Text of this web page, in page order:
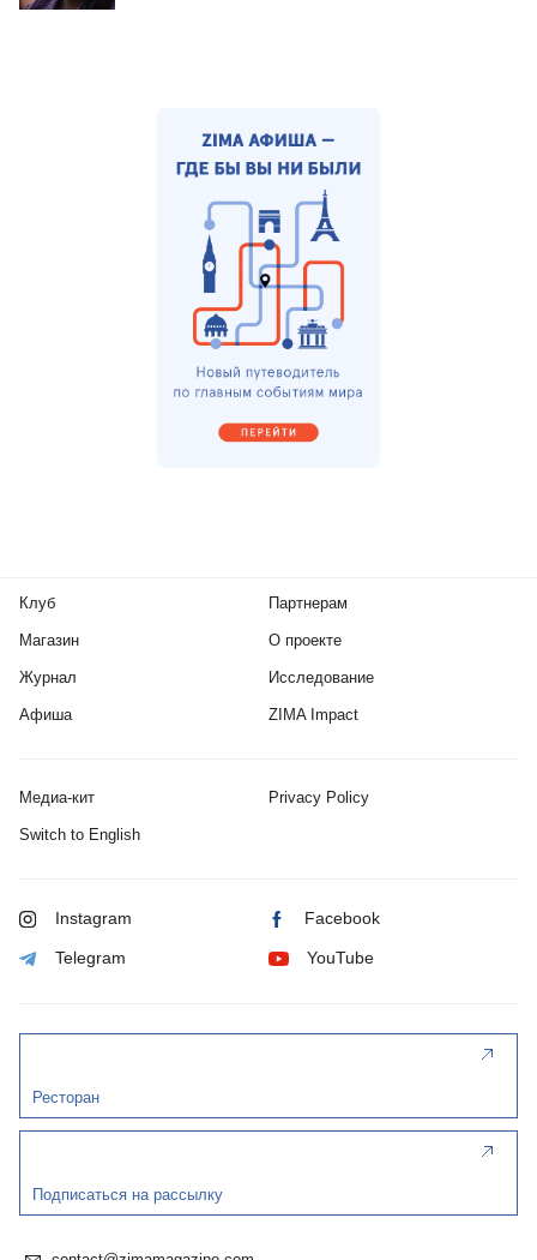
Клуб
Магазин
Журнал
Афиша
Партнерам
О проекте
Исследование
ZIMA Impact
Медиа-кит Privacy Policy
Switch to English
Instagram Facebook
Telegram YouTube
Ресторан
Подписаться на рассылку